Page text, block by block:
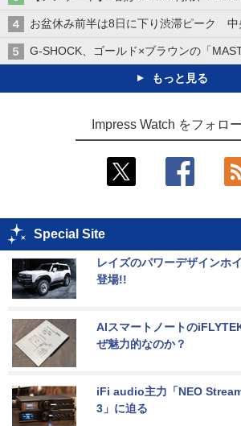
お盆休み前半は8日に下り渋滞ピーク 中
G-SHOCK、ゴールド×ブラウンの「
もっと見る
Impress Watch をフォロ
Special Site
レイズのパワーデザインホ
登場!!
AIスマートノートの
ぜ魅力的なのか？
iFi audio主力「NEO
3」に迫る